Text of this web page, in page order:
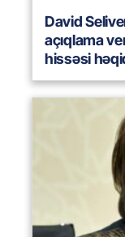
David
açıqlama
hissəsi